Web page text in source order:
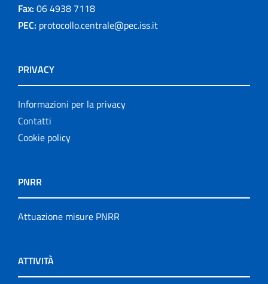
Fax: 06 4938 7118
PEC: protocollo.centrale@pec.iss.it
PRIVACY
Informazioni per la privacy
Contatti
Cookie policy
PNRR
Attuazione misure PNRR
ATTIVITÀ